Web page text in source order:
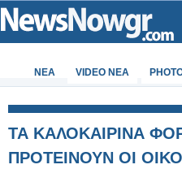
ΝΕΑ VIDEO NEA
ΤΑ ΚΑΛΟΚΑΙΡΙΝΑ
ΠΡΟΤΕΙΝΟΥΝ ΟΙ